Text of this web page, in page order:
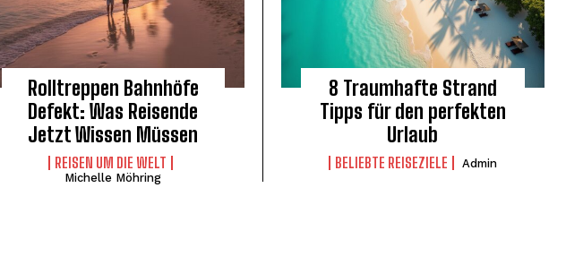
Rolltreppen Bahnhöfe
Defekt: Was Reisende
Jetzt Wissen Müssen
REISEN UM DIE WELT
Michelle Möhring
8 Traumhafte Strand
Tipps für den perfekten
Urlaub
BELIEBTE REISEZIELE Admin